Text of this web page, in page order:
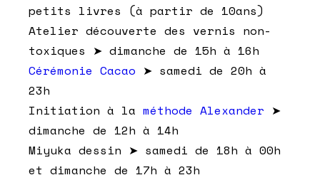
petits livres (à partir de 10ans)
Atelier découverte des vernis non-
toxiques ➤ dimanche de 15h à 16h
Cérémonie Cacao ➤ samedi de 20h à
23h
Initiation à la méthode Alexander ➤
dimanche de 12h à 14h
Miyuka dessin ➤ samedi de 18h à 00h
et dimanche de 17h à 23h